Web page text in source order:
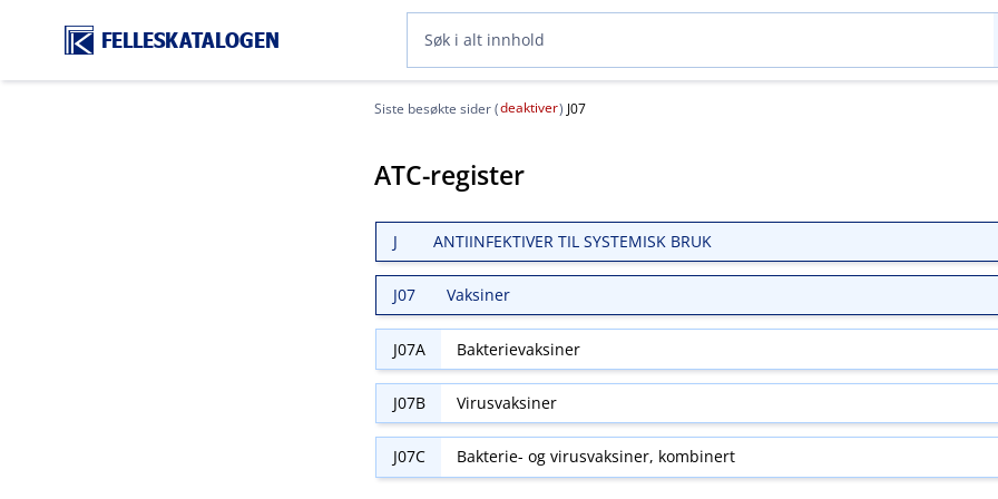
FELLESKATALOGEN
Siste besøkte sider (deaktiver) J07
ATC-register
J ANTIINFEKTIVER TIL SYSTEMISK BRUK
J07 Vaksiner
J07A Bakterievaksiner
J07B Virusvaksiner
J07C Bakterie- og virusvaksiner, kombinert